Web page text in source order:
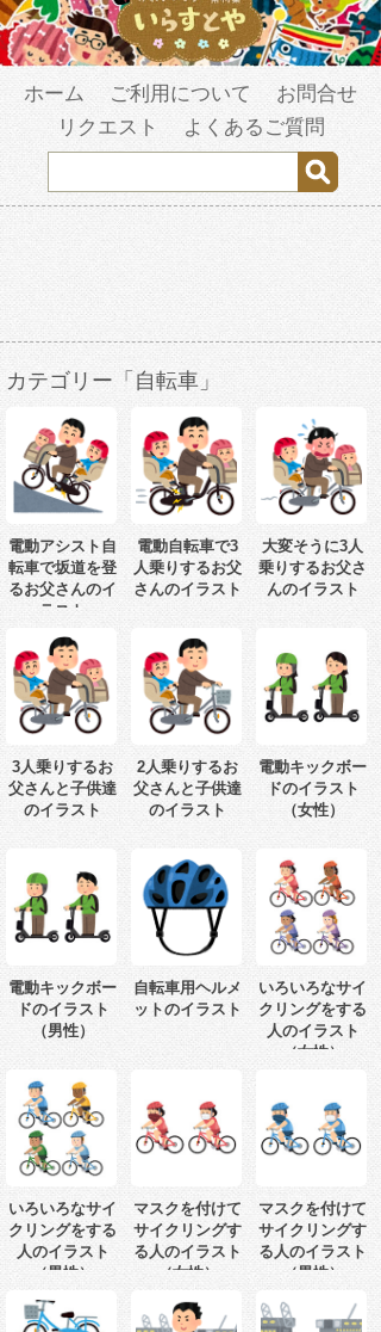
ホーム ご利用について
お問合せ
リクエスト
よくあるご質問
カテゴリー「自転車」
電動アシスト自
転車で坂道を登
るお父さんのイ
ラスト
電動自転車で3
人乗りするお父
さんのイラスト
大変そうに3人
乗りするお父さ
んのイラスト
3人乗りするお
父さんと子供達
のイラスト
2人乗りするお
父さんと子供達
のイラスト
電動キックボー
ドのイラスト
（女性）
電動キックボー
ドのイラスト
（男性）
自転車用ヘルメ
ットのイラスト
いろいろなサイ
クリングをする
人のイラスト
（女性）
いろいろなサイ
クリングをする
人のイラスト
（男性）
マスクを付けて
サイクリングす
る人のイラスト
（女性）
マスクを付けて
サイクリングす
る人のイラスト
（男性）